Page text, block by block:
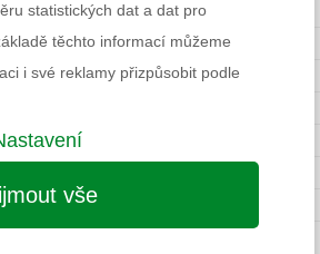
Minimální odběr
Rozměry balení Š×V×H
statistických dat a dat pro
těchto informací můžeme
i své reklamy přizpůsobit podle
vše